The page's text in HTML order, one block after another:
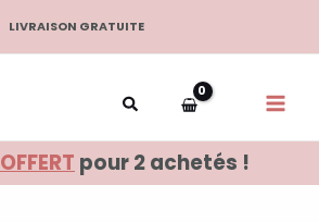
LIVRAISON GRATUITE
OFFERT pour 2 achetés !